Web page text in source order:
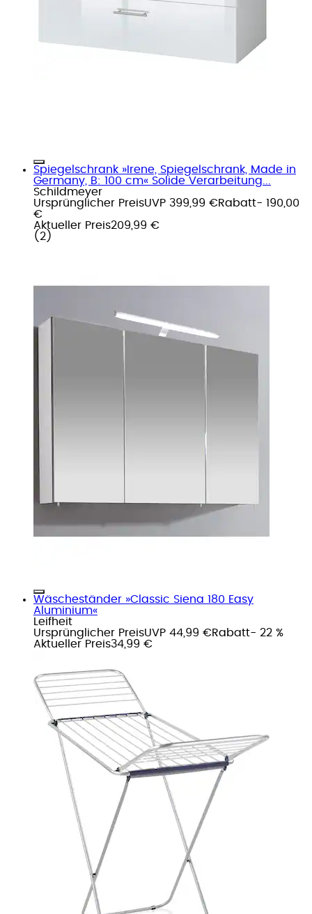
Spiegelschrank »Irene, Spiegelschrank, Made in
Germany, B: 100 cm« Solide Verarbeitung...
Schildmeyer
Ursprünglicher PreisUVP 399,99 €Rabatt- 190,00
€
Aktueller Preis209,99 €
( 2 )
Wäscheständer »Classic Siena 180 Easy
Aluminium«
Leifheit
Ursprünglicher PreisUVP 44,99 €Rabatt- 22 %
Aktueller Preis34,99 €